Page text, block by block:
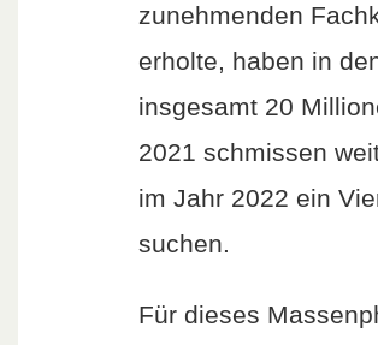
zunehmenden
erholte, haben in
insgesamt 20
2021 schmissen
im Jahr 2022 ein
suchen.
Für dieses